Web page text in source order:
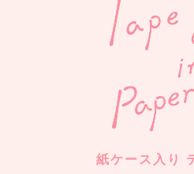
紙ケース入り